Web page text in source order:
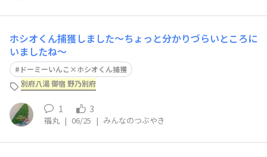
ホシオくん捕獲しました〜ちょっと分かりづらいところに
いましたね〜
ドーミーいんこ×ホシオくん捕獲
別府八湯 御宿 野乃別府
1 3
福丸 | 06/25 | みんなのつぶやき